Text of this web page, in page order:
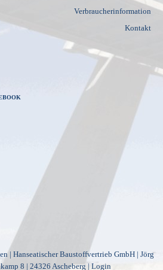
Verbraucherinformation
Kontakt
| Hanseatischer Baustoffvertrieb GmbH | Jörg
8 | 24326 Ascheberg | Login